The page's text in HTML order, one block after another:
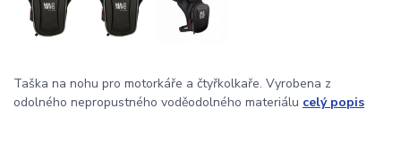
Taška na nohu pro motorkáře a čtyřkolkaře. Vyrobena z
odolného nepropustného voděodolného materiálu celý popis